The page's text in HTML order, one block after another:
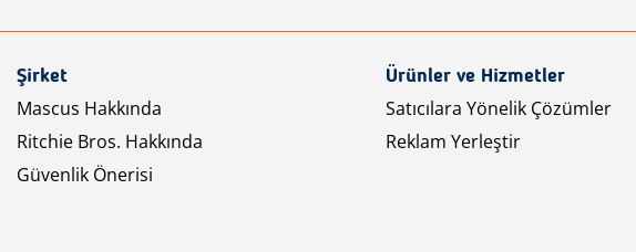
Şirket
Mascus Hakkında
Ritchie Bros. Hakkında
Güvenlik Önerisi
Ürünler ve Hizmetler
Satıcılara Yönelik Çözümler
Reklam Yerleştir